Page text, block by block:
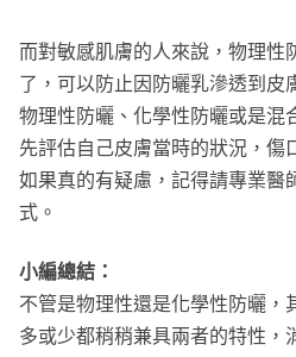
而對敏感肌膚的人來說，物理性
了，可以防止因防曬乳滲透到皮
物理性防曬、化學性防曬或是混
先評估自己皮膚當時的狀況，傷
如果真的有疑慮，記得請專業醫
式。
小編總結：
不管是物理性還是化學性防曬，
多或少都稍稍兼具兩者的特性，